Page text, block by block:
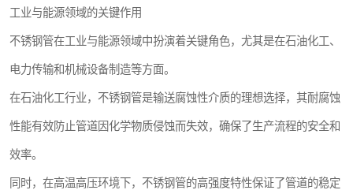
工业与能源领域的关键作用
不锈钢管在工业与能源领域中扮演着关键角色，尤其是在石油化工、
电力传输和机械设备制造等方面。
在石油化工行业，不锈钢管是输送腐蚀性介质的理想选择，其耐腐蚀
性能有效防止管道因化学物质侵蚀而失效，确保了生产流程的安全和
效率。
同时，在高温高压环境下，不锈钢管的高强度特性保证了管道的稳定